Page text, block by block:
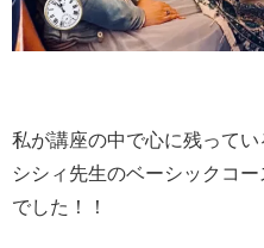
私が講座の中で心に残ってい
シシィ先生のベーシックコ
でした！！